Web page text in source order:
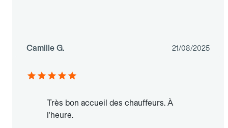
Camille G. 21/08/2025
Très bon accueil des chauffeurs. À
l'heure.